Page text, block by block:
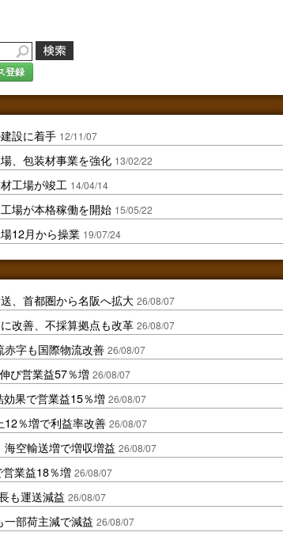
登録
設に着手 12/11/07
、包装材事業を強化 13/02/22
工場が竣工 14/04/14
場が本格稼働を開始 15/05/22
12月から操業 19/07/24
、首都圏から名阪へ拡大 26/08/07
改善、不採算拠点も改革 26/08/07
赤字も国際物流改善 26/08/07
び営業益57％増 26/08/07
果で営業益15％増 26/08/07
12％増で利益率改善 26/08/07
空輸送増で増収増益 26/08/07
業益18％増 26/08/07
も運送減益 26/08/07
部荷主減で減益 26/08/07